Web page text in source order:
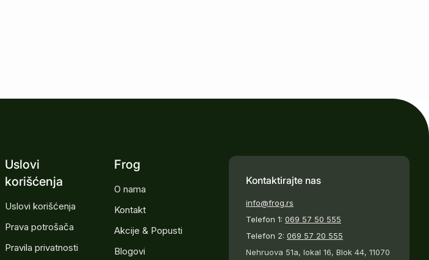
Uslovi
korišćenja
Uslovi korišćenja
Prava potrošača
Pravila privatnosti
Frog
O nama
Kontakt
Akcije & Popusti
Blogovi
Kontaktirajte nas
info@frog.rs
Telefon 1: 069 57 50 555
Telefon 2: 069 57 20 555
Nehruova 51a, lokal 16, Blok 44, 11070